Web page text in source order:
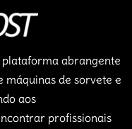
abrangente
máquinas de sorvete e
aos
profissionais